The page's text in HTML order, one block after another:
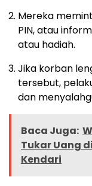
Mereka
PIN, atau
atau hadiah.
Jika korban
tersebut,
dan
Baca Juga:
Tukar Uang
Kendari